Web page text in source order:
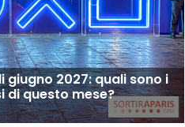
giugno 2027: quali sono i
di questo mese?